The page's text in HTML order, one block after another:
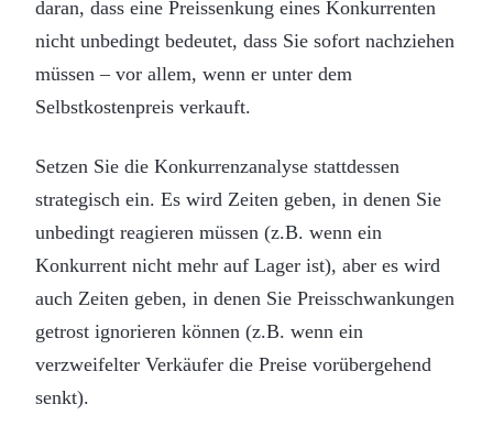
daran, dass eine Preissenkung eines Konkurrenten
nicht unbedingt bedeutet, dass Sie sofort nachziehen
müssen – vor allem, wenn er unter dem
Selbstkostenpreis verkauft.
Setzen Sie die Konkurrenzanalyse stattdessen
strategisch ein. Es wird Zeiten geben, in denen Sie
unbedingt reagieren müssen (z.B. wenn ein
Konkurrent nicht mehr auf Lager ist), aber es wird
auch Zeiten geben, in denen Sie Preisschwankungen
getrost ignorieren können (z.B. wenn ein
verzweifelter Verkäufer die Preise vorübergehend
senkt).